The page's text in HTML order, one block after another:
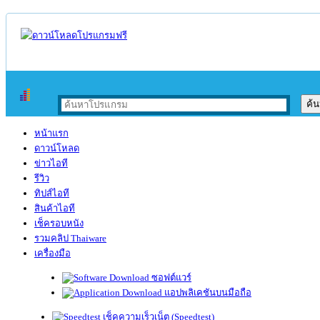
หน้าแรก
ดาวน์โหลด
ข่าวไอที
รีวิว
ทิปส์ไอที
สินค้าไอที
เช็ครอบหนัง
รวมคลิป Thaiware
เครื่องมือ
ซอฟต์แวร์
แอปพลิเคชันบนมือถือ
เช็คความเร็วเน็ต (Speedtest)